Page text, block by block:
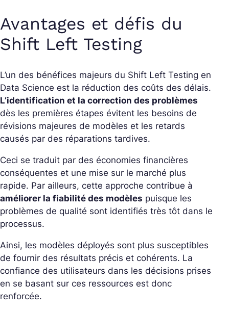
Avantages et défis du
Shift Left Testing
L’un des bénéfices majeurs du Shift Left Testing en
Data Science est la réduction des coûts des délais.
L’identification et la correction des problèmes
dès les premières étapes évitent les besoins de
révisions majeures de modèles et les retards
causés par des réparations tardives.
Ceci se traduit par des économies financières
conséquentes et une mise sur le marché plus
rapide. Par ailleurs, cette approche contribue à
améliorer la fiabilité des modèles puisque les
problèmes de qualité sont identifiés très tôt dans le
processus.
Ainsi, les modèles déployés sont plus susceptibles
de fournir des résultats précis et cohérents. La
confiance des utilisateurs dans les décisions prises
en se basant sur ces ressources est donc
renforcée.